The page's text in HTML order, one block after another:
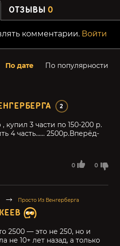
ОТЗЫВЫ 0
комментарии. Войти
По дате По популярности
2
0 0
3 части по 150-200 р.
4 часть...... 2500р.Вперёд-
Просто Из Венгерберга
2500 — это не 250, но и
не 10+ лет назад, а только